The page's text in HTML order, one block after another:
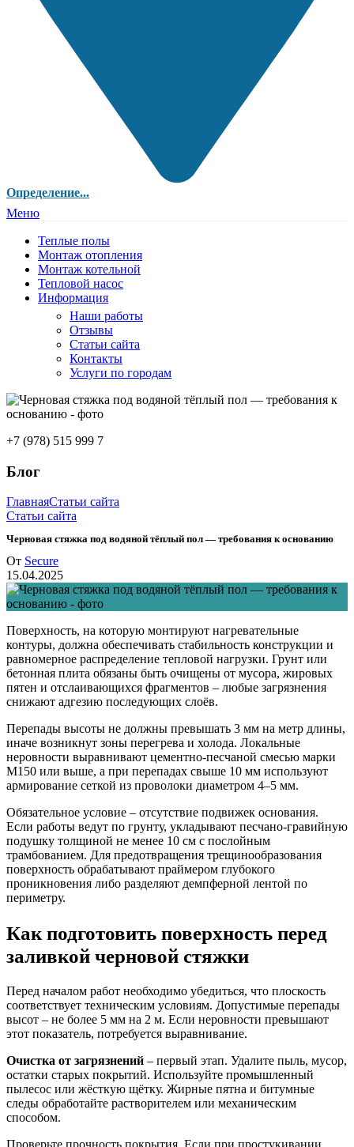
Определение...
Меню
Теплые полы
Монтаж отопления
Монтаж котельной
Тепловой насос
Информация
Наши работы
Отзывы
Статьи сайта
Контакты
Услуги по городам
+7 (978) 515 999 7
Блог
ГлавнаяСтатьи сайта
Статьи сайта
Черновая стяжка под водяной тёплый пол — требования к основанию
От Secure
15.04.2025
Поверхность, на которую монтируют нагревательные
контуры, должна обеспечивать стабильность конструкции и
равномерное распределение тепловой нагрузки. Грунт или
бетонная плита обязаны быть очищены от мусора, жировых
пятен и отслаивающихся фрагментов – любые загрязнения
снижают адгезию последующих слоёв.
Перепады высоты не должны превышать 3 мм на метр длины,
иначе возникнут зоны перегрева и холода. Локальные
неровности выравнивают цементно-песчаной смесью марки
М150 или выше, а при перепадах свыше 10 мм используют
армирование сеткой из проволоки диаметром 4–5 мм.
Обязательное условие – отсутствие подвижек основания.
Если работы ведут по грунту, укладывают песчано-гравийную
подушку толщиной не менее 10 см с послойным
трамбованием. Для предотвращения трещинообразования
поверхность обрабатывают праймером глубокого
проникновения либо разделяют демпферной лентой по
периметру.
Как подготовить поверхность перед
заливкой черновой стяжки
Перед началом работ необходимо убедиться, что плоскость
соответствует техническим условиям. Допустимые перепады
высот – не более 5 мм на 2 м. Если неровности превышают
этот показатель, потребуется выравнивание.
Очистка от загрязнений – первый этап. Удалите пыль, мусор,
остатки старых покрытий. Используйте промышленный
пылесос или жёсткую щётку. Жирные пятна и битумные
следы обработайте растворителем или механическим
способом.
Проверьте прочность покрытия. Если при простукивании